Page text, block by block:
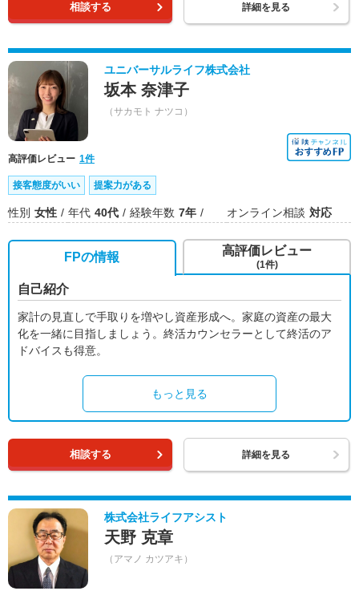
相談する 詳細を見る
ユニバーサルライフ株式会社
坂本 奈津子
（サカモト ナツコ）
高評価レビュー 1件
接客態度がいい 提案力がある
性別 女性 年代 40代 経験年数 7年 オンライン相談 対応
FPの情報
自己紹介
家計の見直しで手取りを増やし資産形成へ。家庭の資産の最大
化を一緒に目指しましょう。終活カウンセラーとして終活のア
ドバイスも得意。
もっと見る
高評価レビュー
(1件)
相談する 詳細を見る
株式会社ライフアシスト
天野 克章
（アマノ カツアキ）